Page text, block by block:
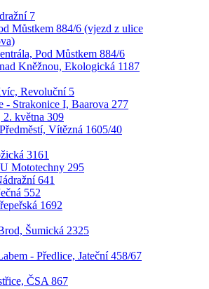
7
Můstkem 884/6 (vjezd z ulice
Pod Můstkem 884/6
Kněžnou, Ekologická 1187
Revoluční 5
- Strakonice I, Baarova 277
2. května 309
Vítězná 1605/40
3161
Mototechny 295
641
552
1692
Šumická 2325
- Předlice, Jateční 458/67
ČSA 867